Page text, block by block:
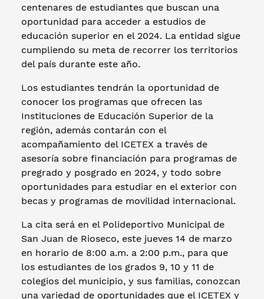
centenares de estudiantes que buscan una
oportunidad para acceder a estudios de
educación superior en el 2024. La entidad sigue
cumpliendo su meta de recorrer los territorios
del país durante este año.
Los estudiantes tendrán la oportunidad de
conocer los programas que ofrecen las
Instituciones de Educación Superior de la
región, además contarán con el
acompañamiento del ICETEX a través de
asesoría sobre financiación para programas de
pregrado y posgrado en 2024, y todo sobre
oportunidades para estudiar en el exterior con
becas y programas de movilidad internacional.
La cita será en el Polideportivo Municipal de
San Juan de Rioseco, este jueves 14 de marzo
en horario de 8:00 a.m. a 2:00 p.m., para que
los estudiantes de los grados 9, 10 y 11 de
colegios del municipio, y sus familias, conozcan
una variedad de oportunidades que el ICETEX y